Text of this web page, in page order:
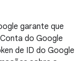
garante que
do Google
de ID do Google